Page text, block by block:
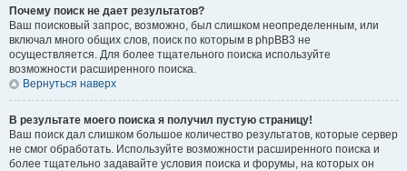
Почему поиск не дает результатов?
Ваш поисковый запрос, возможно, был слишком неопределенным, или
включал много общих слов, поиск по которым в phpBB3 не
осуществляется. Для более тщательного поиска используйте
возможности расширенного поиска.
Вернуться наверх
В результате моего поиска я получил пустую страницу!
Ваш поиск дал слишком большое количество результатов, которые сервер
не смог обработать. Используйте возможности расширенного поиска и
более тщательно задавайте условия поиска и форумы, на которых он